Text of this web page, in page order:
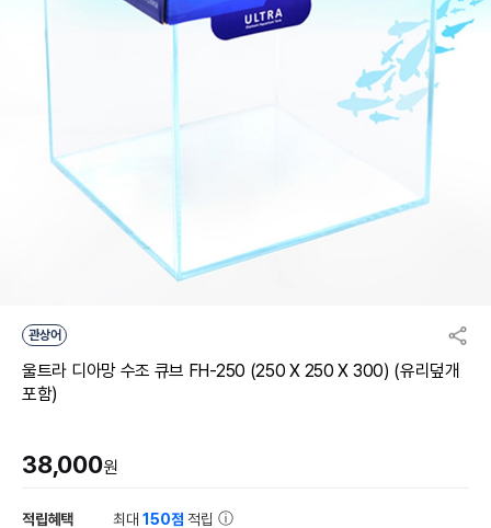
관상어
울트라 디아망 수조 큐브 FH-250 (250 X 250 X 300) (유리덮개
포함)
38,000원
적립혜택 최대150점 적립